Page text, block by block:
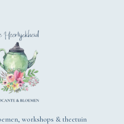
workshops & theetuin